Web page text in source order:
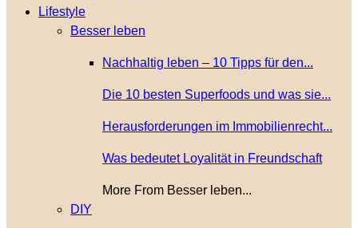
Lifestyle
Besser leben
Nachhaltig leben – 10 Tipps für den...
Die 10 besten Superfoods und was sie...
Herausforderungen im Immobilienrecht...
Was bedeutet Loyalität in Freundschaft
More From Besser leben...
DIY